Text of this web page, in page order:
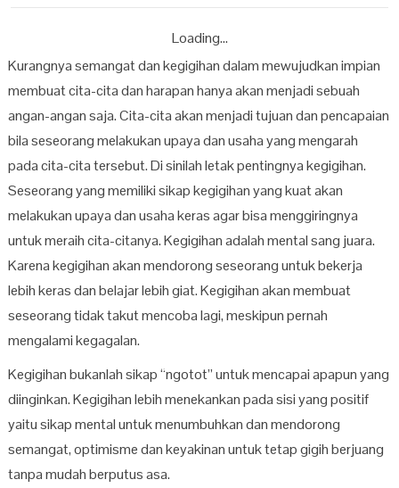
Loading...
Kurangnya semangat dan kegigihan dalam mewujudkan impian
membuat cita-cita dan harapan hanya akan menjadi sebuah
angan-angan saja. Cita-cita akan menjadi tujuan dan pencapaian
bila seseorang melakukan upaya dan usaha yang mengarah
pada cita-cita tersebut. Di sinilah letak pentingnya kegigihan.
Seseorang yang memiliki sikap kegigihan yang kuat akan
melakukan upaya dan usaha keras agar bisa menggiringnya
untuk meraih cita-citanya. Kegigihan adalah mental sang juara.
Karena kegigihan akan mendorong seseorang untuk bekerja
lebih keras dan belajar lebih giat. Kegigihan akan membuat
seseorang tidak takut mencoba lagi, meskipun pernah
mengalami kegagalan.
Kegigihan bukanlah sikap “ngotot” untuk mencapai apapun yang
diinginkan. Kegigihan lebih menekankan pada sisi yang positif
yaitu sikap mental untuk menumbuhkan dan mendorong
semangat, optimisme dan keyakinan untuk tetap gigih berjuang
tanpa mudah berputus asa.